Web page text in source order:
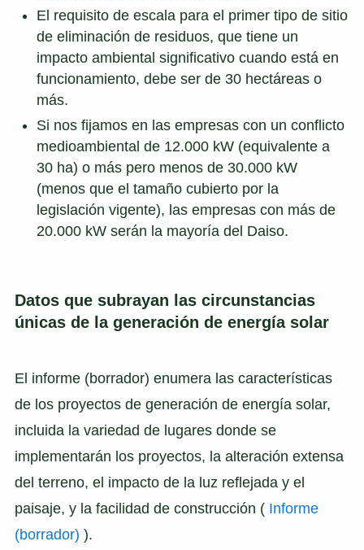
El requisito de escala para el primer tipo de sitio
de eliminación de residuos, que tiene un
impacto ambiental significativo cuando está en
funcionamiento, debe ser de 30 hectáreas o
más.
Si nos fijamos en las empresas con un conflicto
medioambiental de 12.000 kW (equivalente a
30 ha) o más pero menos de 30.000 kW
(menos que el tamaño cubierto por la
legislación vigente), las empresas con más de
20.000 kW serán la mayoría del Daiso.
Datos que subrayan las circunstancias
únicas de la generación de energía solar
El informe (borrador) enumera las características
de los proyectos de generación de energía solar,
incluida la variedad de lugares donde se
implementarán los proyectos, la alteración extensa
del terreno, el impacto de la luz reflejada y el
paisaje, y la facilidad de construcción ( Informe
(borrador) ).